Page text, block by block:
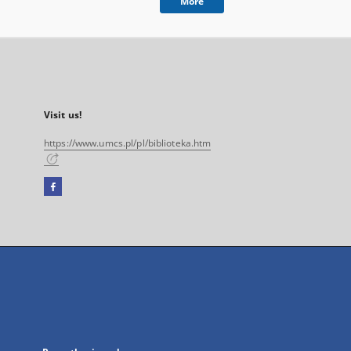
Visit us!
https://www.umcs.pl/pl/biblioteka.htm
Facebook
open